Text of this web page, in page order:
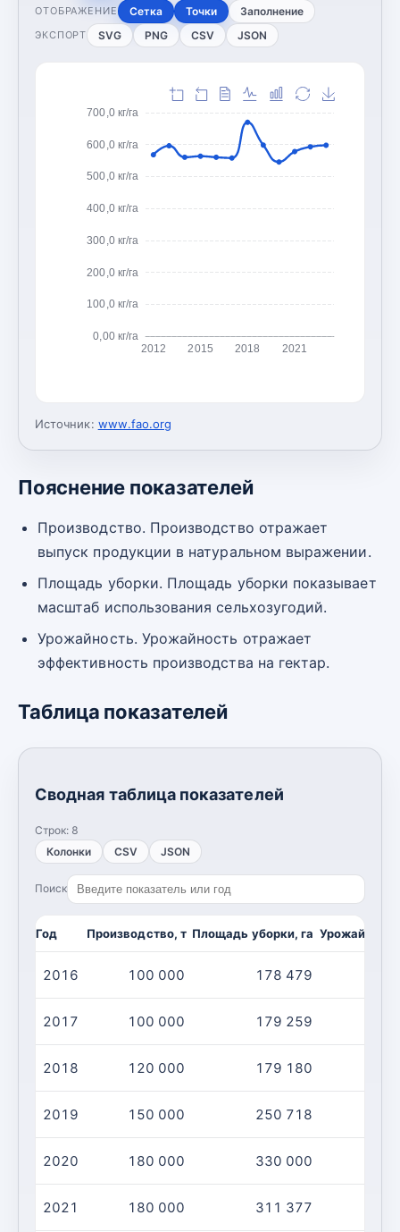
ОТОБРАЖЕНИЕ Сетка Точки Заполнение
ЭКСПОРТ SVG PNG CSV JSON
0,00 кг/га
100,0 кг/га
200,0 кг/га
300,0 кг/га
400,0 кг/га
500,0 кг/га
600,0 кг/га
700,0 кг/га
2012 2015 2018 2021
Источник: www.fao.org
Пояснение показателей
Производство. Производство отражает
выпуск продукции в натуральном выражении.
Площадь уборки. Площадь уборки показывает
масштаб использования сельхозугодий.
Урожайность. Урожайность отражает
эффективность производства на гектар.
Таблица показателей
Сводная таблица показателей
Строк: 8
Колонки
CSV JSON
Поиск
Год Производство, т Площадь уборки, га
2016 100 000 178 479
2017 100 000 179 259
2018 120 000 179 180
2019 150 000 250 718
2020 180 000 330 000
2021 180 000 311 377